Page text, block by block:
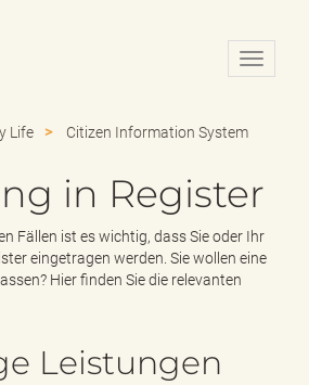
N
a
t
i
o
n
Life Citizen Information System
in Register
Fällen ist es wichtig, dass Sie oder Ihr
eingetragen werden. Sie wollen eine
Hier finden Sie die relevanten
Leistungen